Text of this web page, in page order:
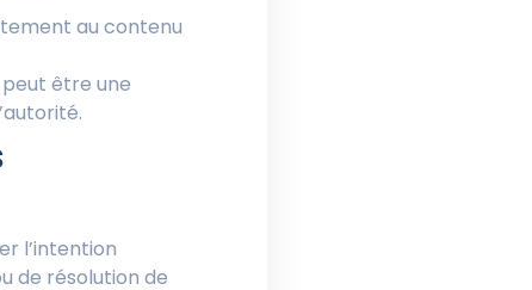
au contenu
être une
l’intention
de résolution de